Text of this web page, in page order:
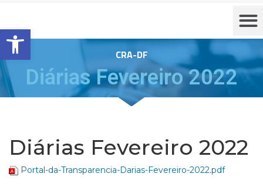
Barra de Ferramentas Aberta
CRA-DF
Diárias Fevereiro 2022
Diárias Fevereiro 2022
Portal-da-Transparencia-Darias-Fevereiro-2022.pdf